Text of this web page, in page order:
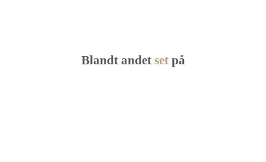
Blandt andet setpå